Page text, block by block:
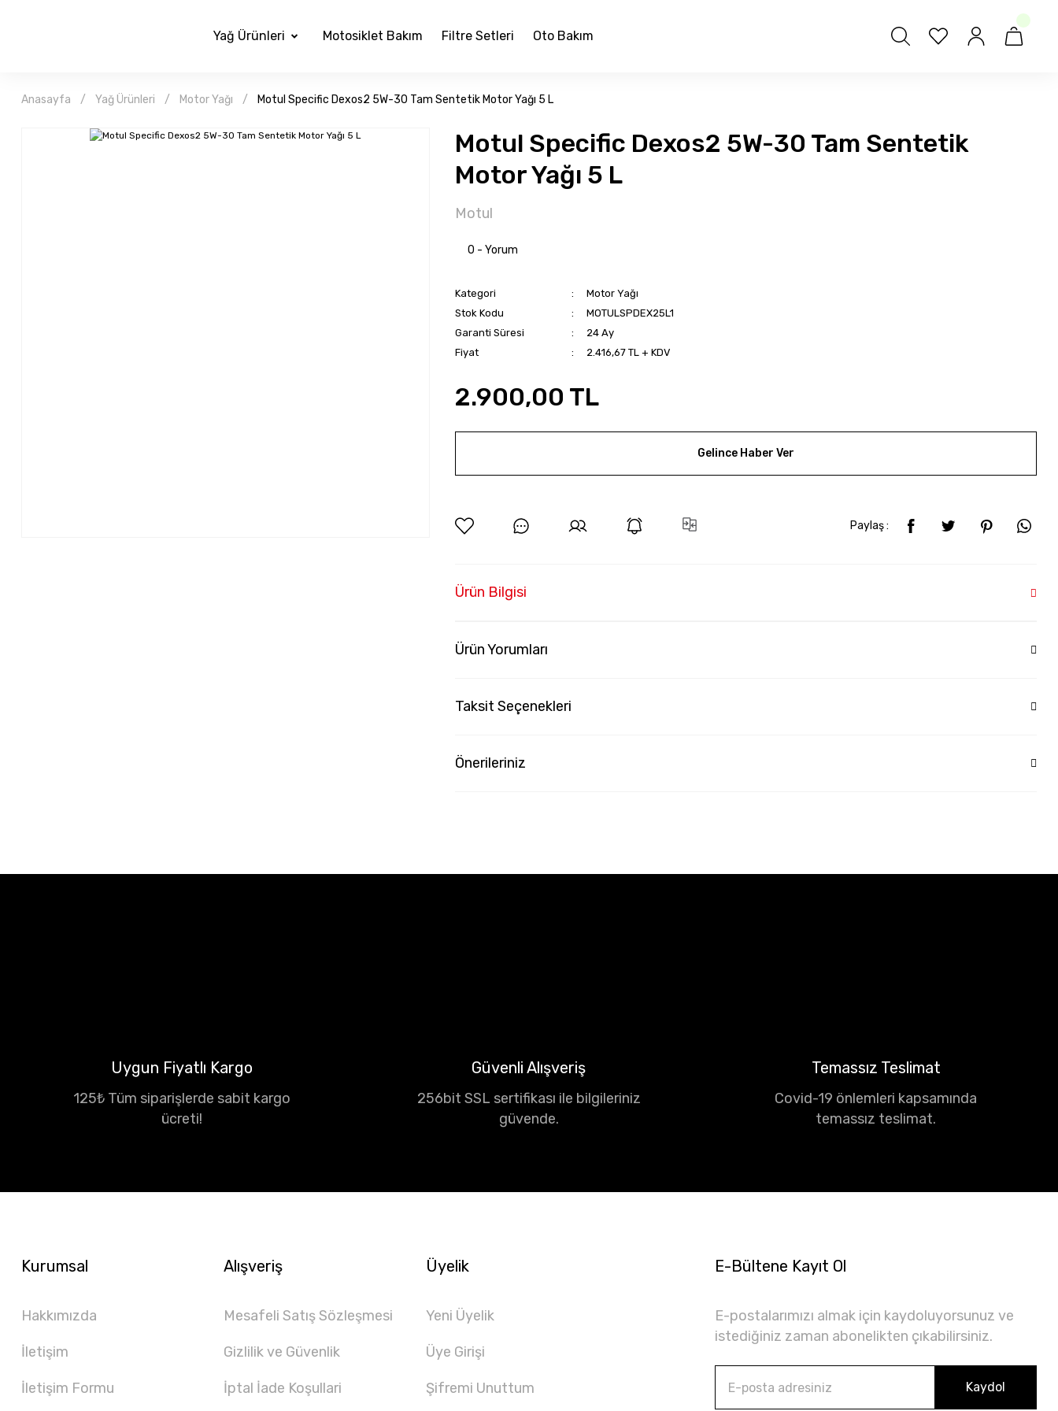
Yağ Ürünleri Motosiklet Bakım Filtre Setleri Oto Bakım
Anasayfa Yağ Ürünleri Motor Yağı Motul Specific Dexos2 5W-30 Tam Sentetik Motor Yağı 5 L
Motul Specific Dexos2 5W-30 Tam Sentetik
Motor Yağı 5 L
Motul
0 - Yorum
Kategori
Motor Yağı
Stok Kodu
MOTULSPDEX25L1
Garanti Süresi
24 Ay
Fiyat
2.416,67 TL + KDV
2.900,00 TL
Gelince Haber Ver
Paylaş :
Ürün Bilgisi
Ürün Yorumları
Taksit Seçenekleri
Önerileriniz
Uygun Fiyatlı Kargo
125₺ Tüm siparişlerde sabit kargo
ücreti!
Güvenli Alışveriş
256bit SSL sertifikası ile bilgileriniz
güvende.
Temassız Teslimat
Covid-19 önlemleri kapsamında
temassız teslimat.
Kurumsal
Hakkımızda
İletişim
İletişim Formu
Alışveriş
Mesafeli Satış Sözleşmesi
Gizlilik ve Güvenlik
İptal İade Koşullari
Üyelik
Yeni Üyelik
Üye Girişi
Şifremi Unuttum
E-Bültene Kayıt Ol
E-postalarımızı almak için kaydoluyorsunuz ve
istediğiniz zaman abonelikten çıkabilirsiniz.
Kaydol